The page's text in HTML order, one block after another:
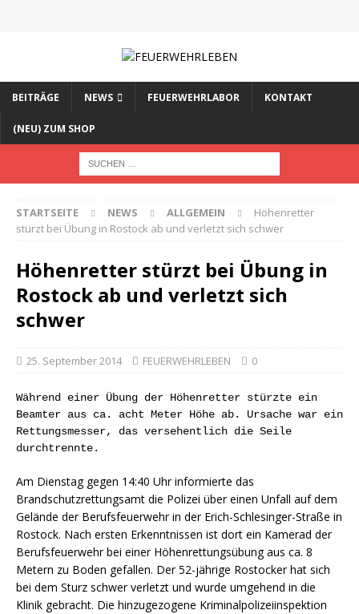
BEITRÄGE NEWS FEUERWEHRLABOR KONTAKT
(NEU) ZUM SHOP
STARTSEITE NEWS ALLGEMEIN
Höhenretter
stürzt bei Übung in Rostock ab und verletzt sich schwer
Höhenretter stürzt bei Übung in
Rostock ab und verletzt sich
schwer
25. September 2014 FEUERWEHRLEBEN 0
Während einer Übung der Höhenretter stürzte ein
Beamter aus ca. acht Meter Höhe ab. Ursache war ein
Rettungsmesser, das versehentlich die Seile
durchtrennte.
Am Dienstag gegen 14:40 Uhr informierte das
Brandschutzrettungsamt die Polizei über einen Unfall auf dem
Gelände der Berufsfeuerwehr in der Erich-Schlesinger-Straße in
Rostock. Nach ersten Erkenntnissen ist dort ein Kamerad der
Berufsfeuerwehr bei einer Höhenrettungsübung aus ca. 8
Metern zu Boden gefallen. Der 52-jährige Rostocker hat sich
bei dem Sturz schwer verletzt und wurde umgehend in die
Klinik gebracht. Die hinzugezogene Kriminalpolizeiinspektion